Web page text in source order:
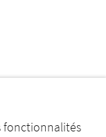
fonctionnalités